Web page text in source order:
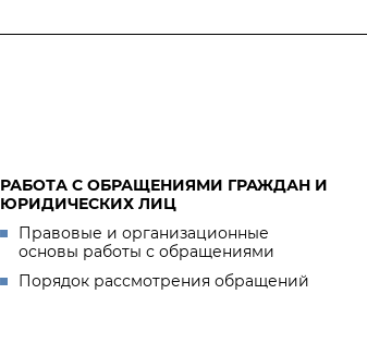
РАБОТА С ОБРАЩЕНИЯМИ ГРАЖДАН И
ЮРИДИЧЕСКИХ ЛИЦ
Правовые и организационные
основы работы с обращениями
Порядок рассмотрения обращений